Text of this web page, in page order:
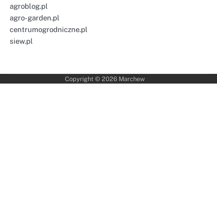
agroblog.pl
agro-garden.pl
centrumogrodniczne.pl
siew.pl
Copyright © 2026 Marchew